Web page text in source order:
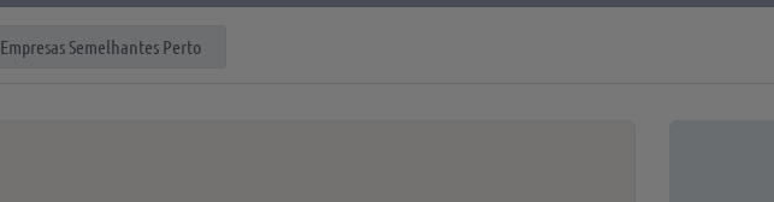
Empresas Semelhantes Perto